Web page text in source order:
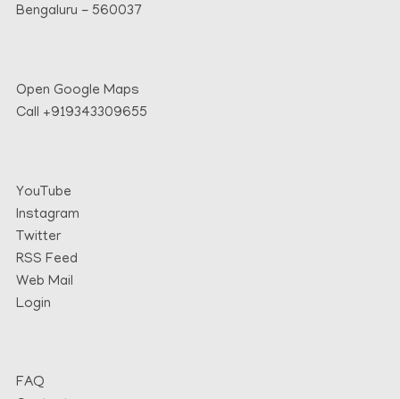
Bengaluru - 560037
Open Google Maps
Call +919343309655
YouTube
Instagram
Twitter
RSS Feed
Web Mail
Login
FAQ